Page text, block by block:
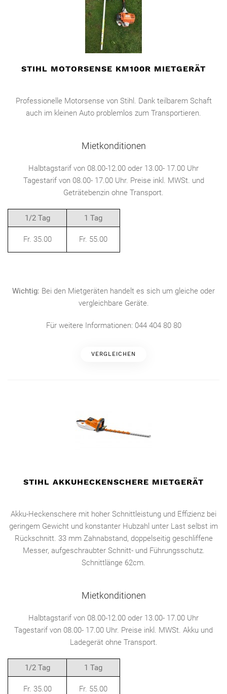
STIHL MOTORSENSE KM100R MIETGERÄT
Professionelle Motorsense von Stihl. Dank teilbarem Schaft
auch im kleinen Auto problemlos zum Transportieren.
Mietkonditionen
Halbtagstarif von 08.00-12.00 oder 13.00- 17.00 Uhr
Tagestarif von 08.00- 17.00 Uhr. Preise inkl. MWSt. und
Geträtebenzin ohne Transport.
1/2 Tag 1 Tag
Fr. 35.00 Fr. 55.00
Wichtig: Bei den Mietgeräten handelt es sich um gleiche oder
vergleichbare Geräte.
Für weitere Informationen: 044 404 80 80
VERGLEICHEN
STIHL AKKUHECKENSCHERE MIETGERÄT
Akku-Heckenschere mit hoher Schnittleistung und Effizienz bei
geringem Gewicht und konstanter Hubzahl unter Last selbst im
Rückschnitt. 33 mm Zahnabstand, doppelseitig geschliffene
Messer, aufgeschraubter Schnitt- und Führungsschutz.
Schnittlänge 62cm.
Mietkonditionen
Halbtagstarif von 08.00-12.00 oder 13.00- 17.00 Uhr
Tagestarif von 08.00- 17.00 Uhr. Preise inkl. MWSt. Akku und
Ladegerät ohne Transport.
1/2 Tag 1 Tag
Fr. 35.00 Fr. 55.00